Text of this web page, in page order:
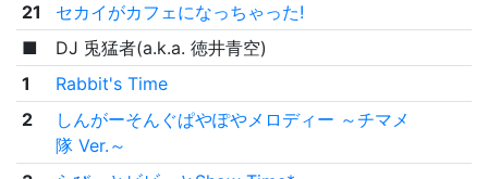
21
セカイがカフェになっちゃった!
■
DJ 兎猛者(a.k.a. 徳井青空)
1
Rabbit's Time
2
しんがーそんぐぱやぽやメロディー ～チマメ
隊 Ver.～